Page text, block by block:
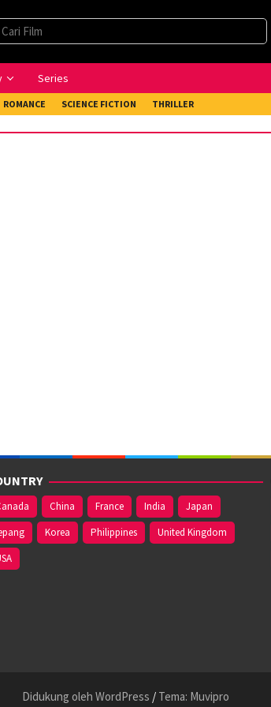
Series
ROMANCE SCIENCE FICTION THRILLER
China France India
Japan
Korea Philippines
United Kingdom
Didukung oleh WordPress / Tema: Muvipro